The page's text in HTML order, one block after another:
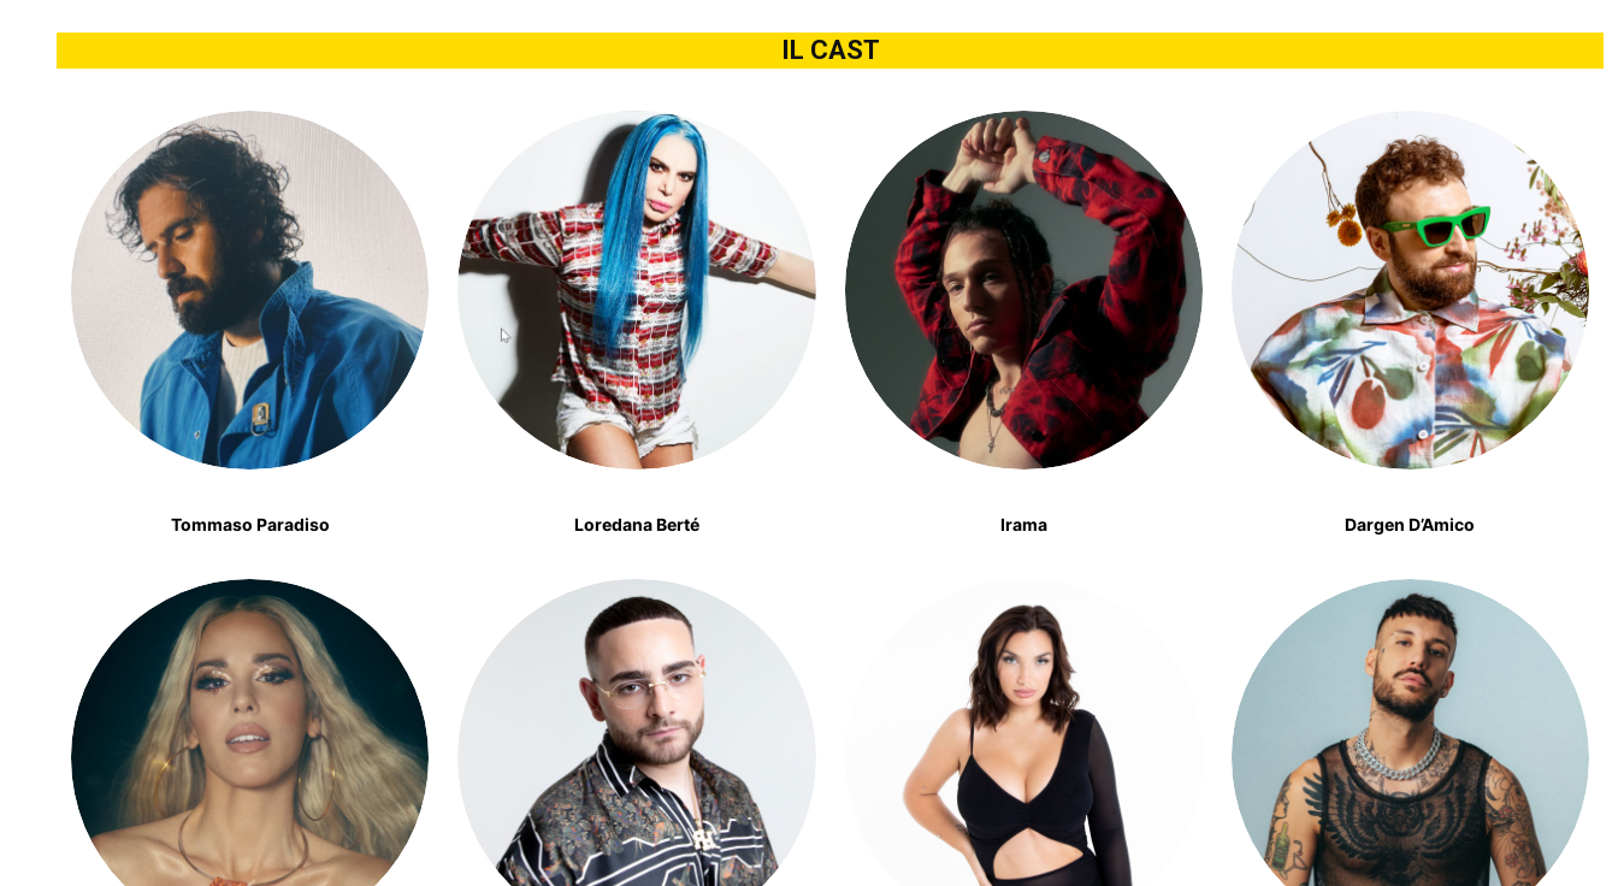
IL CAST
Tommaso Paradiso Loredana Berté Irama Dargen D’Amico